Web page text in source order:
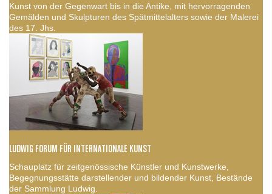
Kunst von der Gegenwart bis in die Antike, mit hervorragenden
Gemälden und Skulpturen des Spätmittelalters sowie der Malerei
des 17. Jhs.
LUDWIG FORUM FÜR INTERNATIONALE KUNST
Schauplatz für zeitgenössische Künstler und Kunstwerke,
Begegnungsstätte darstellender und bildender Kunst, Bestände
der Sammlung Ludwig.